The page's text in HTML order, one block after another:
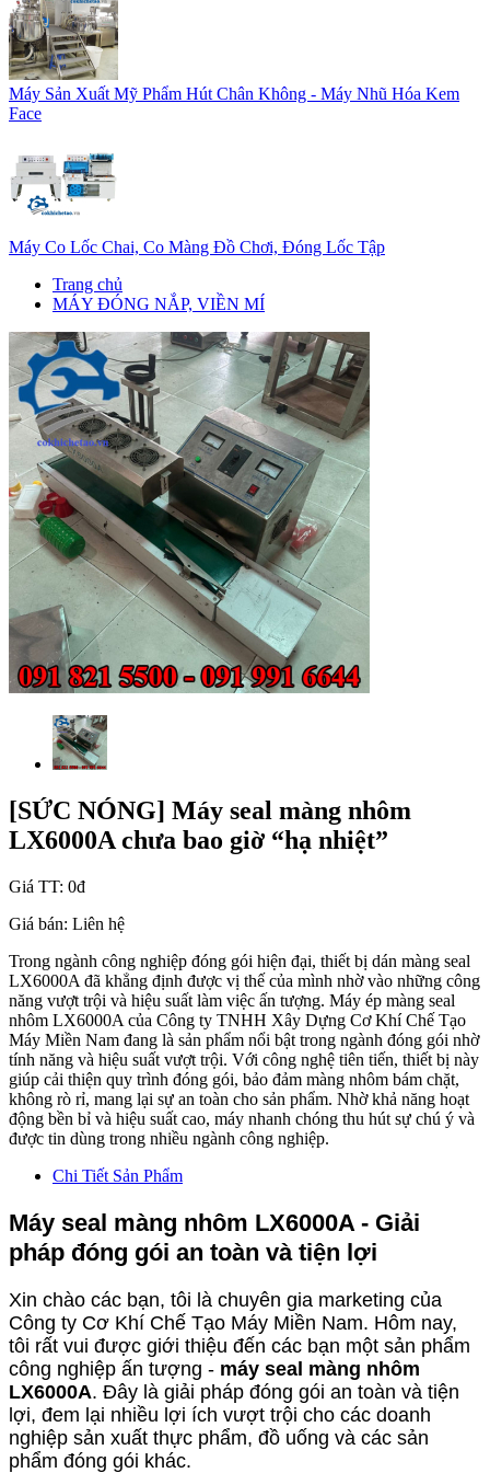
Máy Sản Xuất Mỹ Phẩm Hút Chân Không - Máy Nhũ Hóa Kem
Face
Máy Co Lốc Chai, Co Màng Đồ Chơi, Đóng Lốc Tập
Trang chủ
MÁY ĐÓNG NẮP, VIỀN MÍ
[SỨC NÓNG] Máy seal màng nhôm
LX6000A chưa bao giờ “hạ nhiệt”
Giá TT: 0đ
Giá bán: Liên hệ
Trong ngành công nghiệp đóng gói hiện đại, thiết bị dán màng seal
LX6000A đã khẳng định được vị thế của mình nhờ vào những công
năng vượt trội và hiệu suất làm việc ấn tượng. Máy ép màng seal
nhôm LX6000A của Công ty TNHH Xây Dựng Cơ Khí Chế Tạo
Máy Miền Nam đang là sản phẩm nổi bật trong ngành đóng gói nhờ
tính năng và hiệu suất vượt trội. Với công nghệ tiên tiến, thiết bị này
giúp cải thiện quy trình đóng gói, bảo đảm màng nhôm bám chặt,
không rò rỉ, mang lại sự an toàn cho sản phẩm. Nhờ khả năng hoạt
động bền bỉ và hiệu suất cao, máy nhanh chóng thu hút sự chú ý và
được tin dùng trong nhiều ngành công nghiệp.
Chi Tiết Sản Phẩm
Máy seal màng nhôm LX6000A - Giải
pháp đóng gói an toàn và tiện lợi
Xin chào các bạn, tôi là chuyên gia marketing của
Công ty Cơ Khí Chế Tạo Máy Miền Nam. Hôm nay,
tôi rất vui được giới thiệu đến các bạn một sản phẩm
công nghiệp ấn tượng - máy seal màng nhôm
LX6000A. Đây là giải pháp đóng gói an toàn và tiện
lợi, đem lại nhiều lợi ích vượt trội cho các doanh
nghiệp sản xuất thực phẩm, đồ uống và các sản
phẩm đóng gói khác.